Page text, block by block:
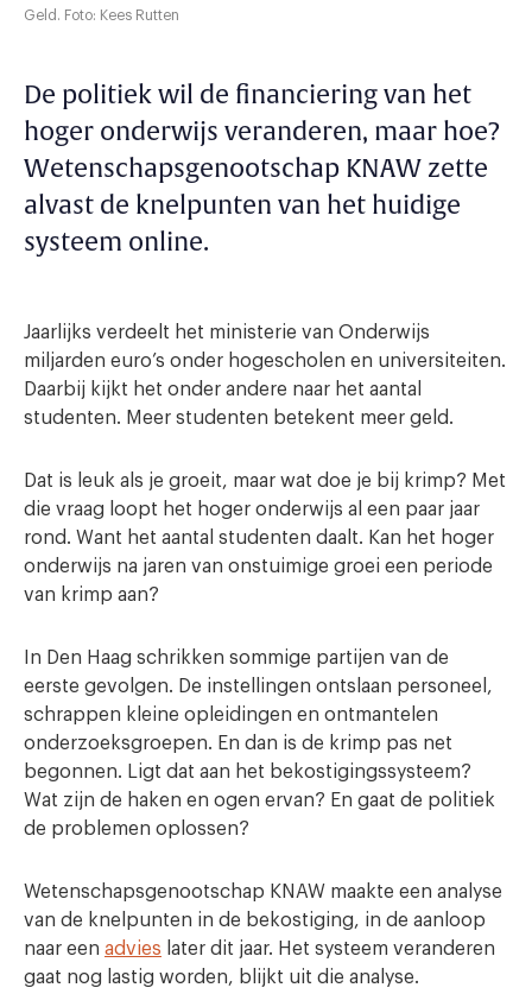
Geld. Foto: Kees Rutten
De politiek wil de financiering van het
hoger onderwijs veranderen, maar hoe?
Wetenschapsgenootschap KNAW zette
alvast de knelpunten van het huidige
systeem online.
Jaarlijks verdeelt het ministerie van Onderwijs
miljarden euro’s onder hogescholen en universiteiten.
Daarbij kijkt het onder andere naar het aantal
studenten. Meer studenten betekent meer geld.
Dat is leuk als je groeit, maar wat doe je bij krimp? Met
die vraag loopt het hoger onderwijs al een paar jaar
rond. Want het aantal studenten daalt. Kan het hoger
onderwijs na jaren van onstuimige groei een periode
van krimp aan?
In Den Haag schrikken sommige partijen van de
eerste gevolgen. De instellingen ontslaan personeel,
schrappen kleine opleidingen en ontmantelen
onderzoeksgroepen. En dan is de krimp pas net
begonnen. Ligt dat aan het bekostigingssysteem?
Wat zijn de haken en ogen ervan? En gaat de politiek
de problemen oplossen?
Wetenschapsgenootschap KNAW maakte een analyse
van de knelpunten in de bekostiging, in de aanloop
naar een advies later dit jaar. Het systeem veranderen
gaat nog lastig worden, blijkt uit die analyse.